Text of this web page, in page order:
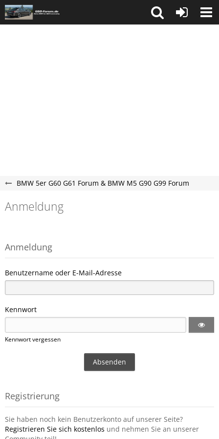
BMW 5er G60 G61 Forum & BMW M5 G90 G99 Forum
Anmeldung
Anmeldung
Benutzername oder E-Mail-Adresse
Kennwort
Kennwort vergessen
Registrierung
Sie haben noch kein Benutzerkonto auf unserer Seite?
Registrieren Sie sich kostenlos und nehmen Sie an unserer